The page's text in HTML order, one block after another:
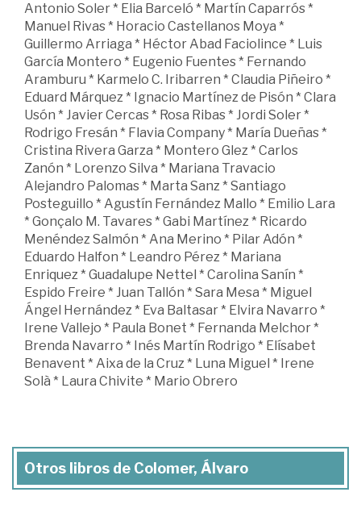
Antonio Soler * Elia Barceló * Martín Caparrós *
Manuel Rivas * Horacio Castellanos Moya *
Guillermo Arriaga * Héctor Abad Faciolince * Luis
García Montero * Eugenio Fuentes * Fernando
Aramburu * Karmelo C. Iribarren * Claudia Piñeiro *
Eduard Márquez * Ignacio Martínez de Pisón * Clara
Usón * Javier Cercas * Rosa Ribas * Jordi Soler *
Rodrigo Fresán * Flavia Company * María Dueñas *
Cristina Rivera Garza * Montero Glez * Carlos
Zanón * Lorenzo Silva * Mariana Travacio
Alejandro Palomas * Marta Sanz * Santiago
Posteguillo * Agustín Fernández Mallo * Emilio Lara
* Gonçalo M. Tavares * Gabi Martínez * Ricardo
Menéndez Salmón * Ana Merino * Pilar Adón *
Eduardo Halfon * Leandro Pérez * Mariana
Enriquez * Guadalupe Nettel * Carolina Sanín *
Espido Freire * Juan Tallón * Sara Mesa * Miguel
Ángel Hernández * Eva Baltasar * Elvira Navarro *
Irene Vallejo * Paula Bonet * Fernanda Melchor *
Brenda Navarro * Inés Martín Rodrigo * Elísabet
Benavent * Aixa de la Cruz * Luna Miguel * Irene
Solà * Laura Chivite * Mario Obrero
Otros libros de Colomer, Álvaro